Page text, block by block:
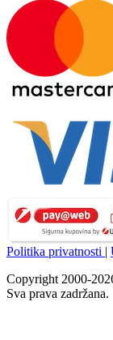
Politika privatnosti |
Copyright 2000-
Sva prava zadržana.